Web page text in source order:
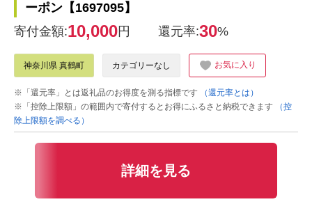
ーポン【1697095】
寄付金額:10,000円 還元率:30%
神奈川県 真鶴町 カテゴリーなし お気に入り
※「還元率」とは返礼品のお得度を測る指標です
（還元率とは）
※「控除上限額」の範囲内で寄付するとお得にふるさと納税できます
（控
除上限額を調べる）
詳細を見る